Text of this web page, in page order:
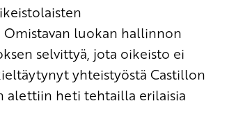
Omistavan luokan hallinnon
selvittyä, jota oikeisto ei
yhteistyöstä Castillon
alettiin heti tehtailla erilaisia